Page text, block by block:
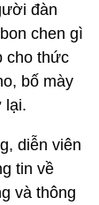
đàn
chen gì
cho thức
bố mày
lại.
diễn viên
tin về
và thông